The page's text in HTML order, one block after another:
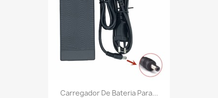
Carregador De Bateria Para...